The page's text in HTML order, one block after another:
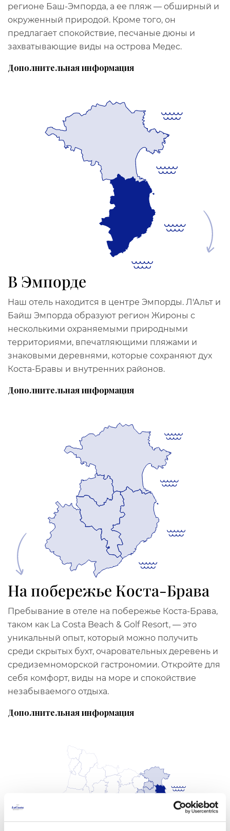
регионе Баш-Эмпорда, а ее пляж — обширный и
окруженный природой. Кроме того, он
предлагает спокойствие, песчаные дюны и
захватывающие виды на острова Медес.
Дополнительная информация
В Эмпорде
Наш отель находится в центре Эмпорды. Л'Альт и
Байш Эмпорда образуют регион Жироны с
несколькими охраняемыми природными
территориями, впечатляющими пляжами и
знаковыми деревнями, которые сохраняют дух
Коста-Бравы и внутренних районов.
Дополнительная информация
На побережье Коста-Брава
Пребывание в отеле на побережье Коста-Брава,
таком как La Costa Beach & Golf Resort, — это
уникальный опыт, который можно получить
среди скрытых бухт, очаровательных деревень и
средиземноморской гастрономии. Откройте для
себя комфорт, виды на море и спокойствие
незабываемого отдыха.
Дополнительная информация